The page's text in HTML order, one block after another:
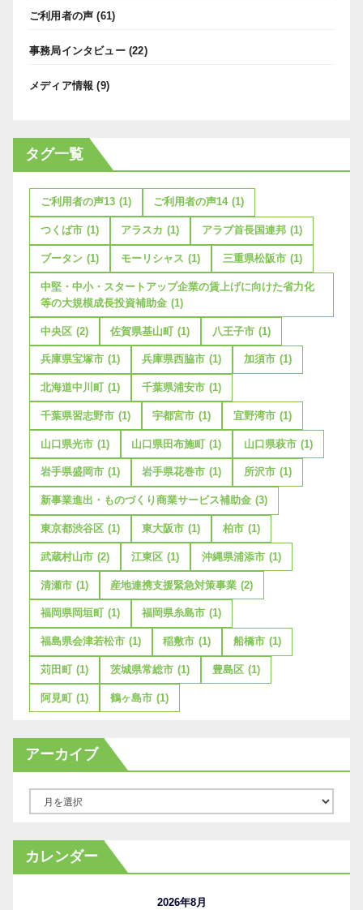
ご利用者の声 (61)
事務局インタビュー(22)
メディア情報 (9)
タグ一覧
ご利用者の声13 (1) ご利用者の声14 (1)
つくば市 (1) アラスカ (1) アラブ首長国連邦 (1)
ブータン (1) モーリシャス (1) 三重県松阪市 (1)
中堅・中小・スタートアップ企業の賃上げに向けた省力化
等の大規模成長投資補助金 (1)
中央区 (2) 佐賀県基山町 (1) 八王子市 (1)
兵庫県宝塚市 (1) 兵庫県西脇市 (1) 加須市 (1)
北海道中川町 (1) 千葉県浦安市 (1)
千葉県習志野市 (1) 宇都宮市 (1) 宜野湾市 (1)
山口県光市 (1) 山口県田布施町 (1) 山口県萩市 (1)
岩手県盛岡市 (1) 岩手県花巻市 (1) 所沢市 (1)
新事業進出・ものづくり商業サービス補助金 (3)
東京都渋谷区 (1) 東大阪市 (1) 柏市 (1)
武蔵村山市 (2) 江東区 (1) 沖縄県浦添市 (1)
清瀬市 (1) 産地連携支援緊急対策事業 (2)
福岡県岡垣町 (1) 福岡県糸島市 (1)
福島県会津若松市 (1) 稲敷市 (1) 船橋市 (1)
苅田町 (1) 茨城県常総市 (1) 豊島区 (1)
阿見町 (1) 鶴ヶ島市 (1)
アーカイブ
カ
イ
カレンダー
2026年8月